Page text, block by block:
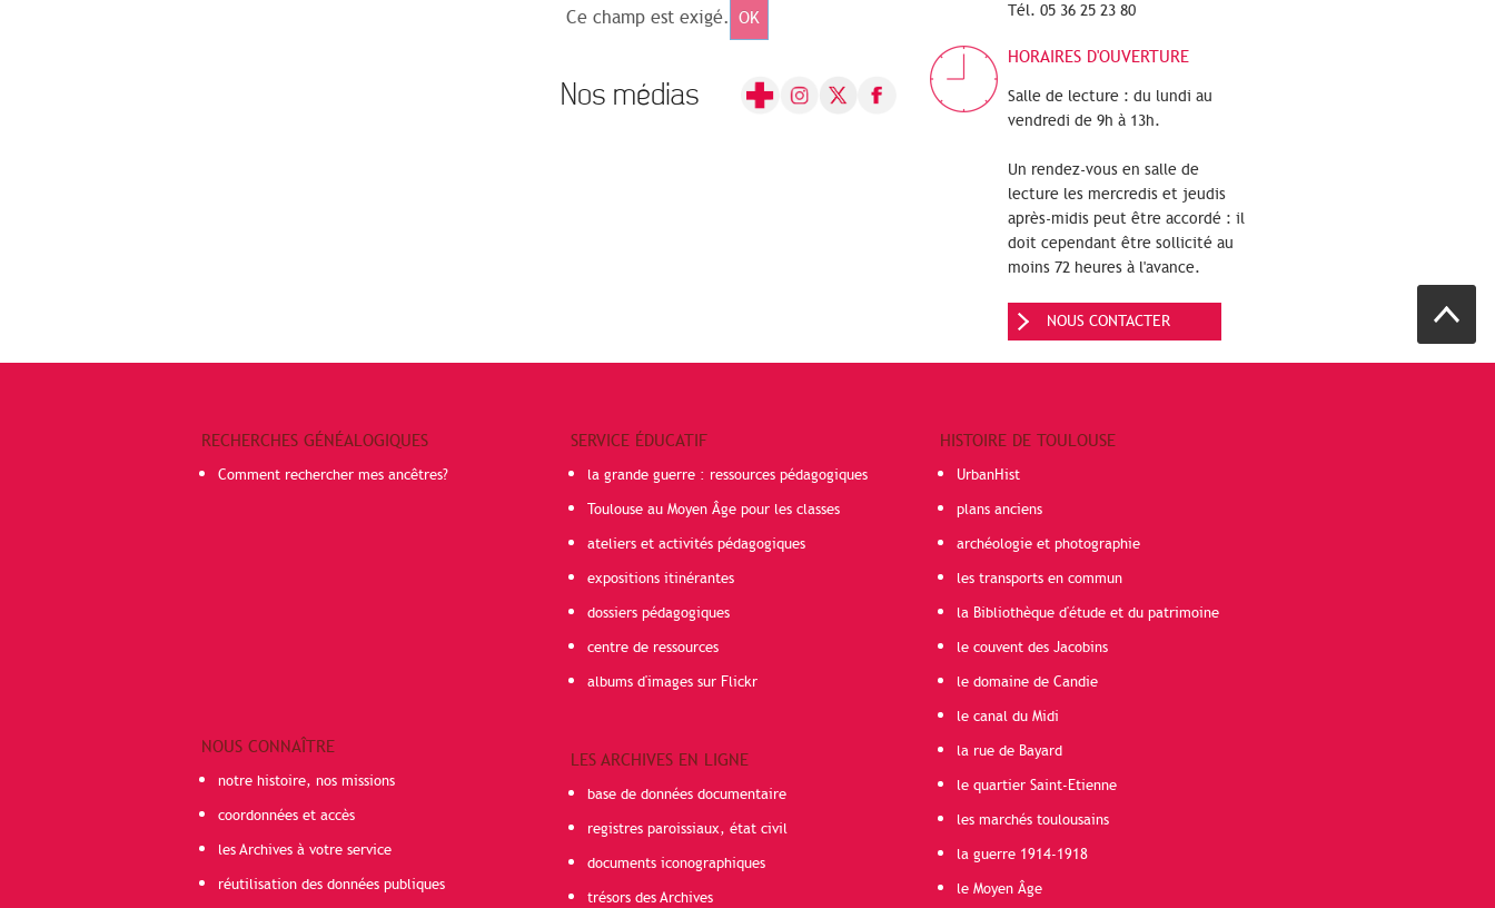
Ce champ est exigé. OK
Nos médias
Tél. 05 36 25 23 80
HORAIRES D'OUVERTURE
Salle de lecture : du lundi au
vendredi de 9h à 13h.
Un rendez-vous en salle de
lecture les mercredis et jeudis
après-midis peut être accordé : il
doit cependant être sollicité au
moins 72 heures à l'avance.
NOUS CONTACTER
RECHERCHES GÉNÉALOGIQUES
Comment rechercher mes ancêtres?
NOUS CONNAÎTRE
notre histoire, nos missions
coordonnées et accès
les Archives à votre service
réutilisation des données publiques
SERVICE ÉDUCATIF
la grande guerre : ressources pédagogiques
Toulouse au Moyen Âge pour les classes
ateliers et activités pédagogiques
expositions itinérantes
dossiers pédagogiques
centre de ressources
albums d'images sur Flickr
LES ARCHIVES EN LIGNE
base de données documentaire
registres paroissiaux, état civil
documents iconographiques
trésors des Archives
HISTOIRE DE TOULOUSE
UrbanHist
plans anciens
archéologie et photographie
les transports en commun
la Bibliothèque d'étude et du patrimoine
le couvent des Jacobins
le domaine de Candie
le canal du Midi
la rue de Bayard
le quartier Saint-Etienne
les marchés toulousains
la guerre 1914-1918
le Moyen Âge